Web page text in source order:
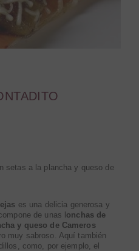
setas a la plancha y queso de
es una delicia generosa y
de unas l onchas de
y queso de Cameros
muy sabroso. Aquí también
como, por ejemplo, el